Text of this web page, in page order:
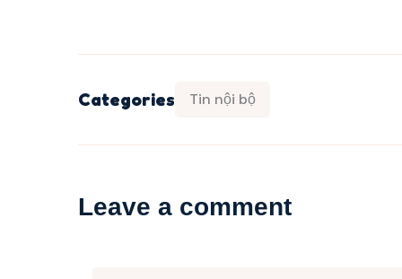
Categories Tin nội bộ
Leave a comment